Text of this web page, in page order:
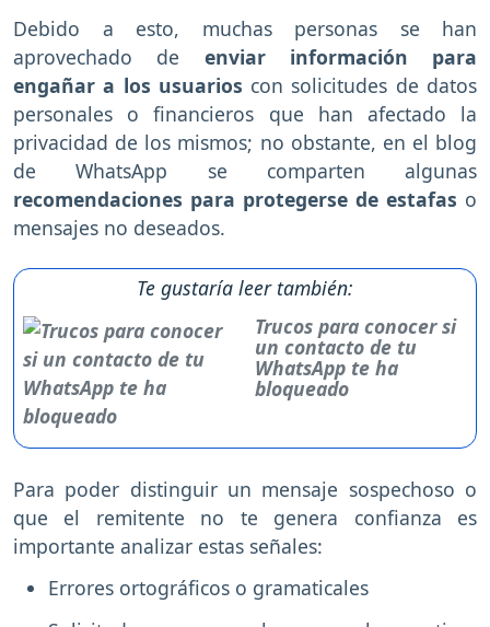
Debido a esto, muchas personas se han
aprovechado de enviar información para
engañar a los usuarios con solicitudes de datos
personales o financieros que han afectado la
privacidad de los mismos; no obstante, en el blog
de WhatsApp se comparten algunas
recomendaciones para protegerse de estafas o
mensajes no deseados.
Te gustaría leer también:
Trucos para conocer si
un contacto de tu
WhatsApp te ha
bloqueado
Para poder distinguir un mensaje sospechoso o
que el remitente no te genera confianza es
importante analizar estas señales:
Errores ortográficos o gramaticales